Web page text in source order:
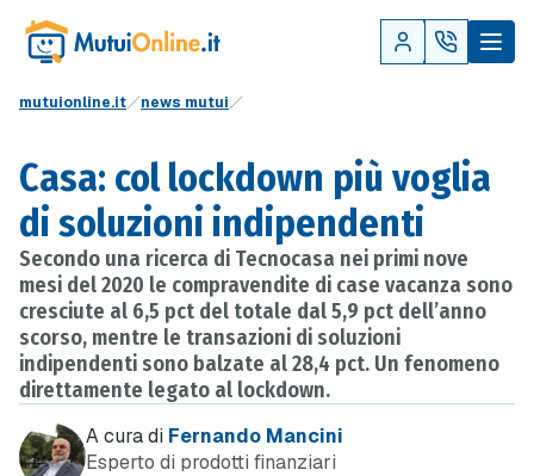
mutuionline.it news mutui
Casa: col lockdown più voglia
di soluzioni indipendenti
Secondo una ricerca di Tecnocasa nei primi nove
mesi del 2020 le compravendite di case vacanza sono
cresciute al 6,5 pct del totale dal 5,9 pct dell’anno
scorso, mentre le transazioni di soluzioni
indipendenti sono balzate al 28,4 pct. Un fenomeno
direttamente legato al lockdown.
A cura di Fernando Mancini
Esperto di prodotti finanziari